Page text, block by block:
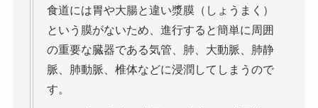
食道には胃や大腸と違い漿膜（しょうまく）
という膜がないため、進行すると簡単に周囲
の重要な臓器である気管、肺、大動脈、肺静
脈、肺動脈、椎体などに浸潤してしまうので
す。